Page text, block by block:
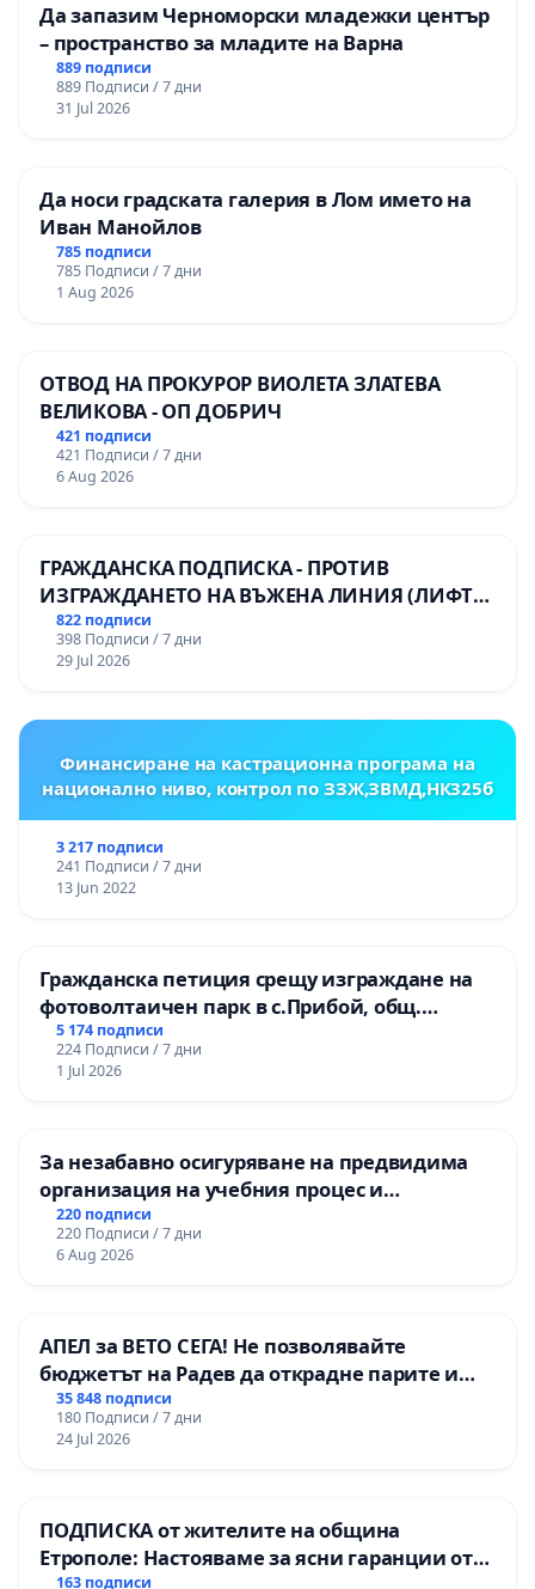
Да запазим Черноморски младежки център
– пространство за младите на Варна
889 подписи
889 Подписи / 7 дни
31 Jul 2026
Да носи градската галерия в Лом името на
Иван Манойлов
785 подписи
785 Подписи / 7 дни
1 Aug 2026
ОТВОД НА ПРОКУРОР ВИОЛЕТА ЗЛАТЕВА
ВЕЛИКОВА - ОП ДОБРИЧ
421 подписи
421 Подписи / 7 дни
6 Aug 2026
ГРАЖДАНСКА ПОДПИСКА - ПРОТИВ
ИЗГРАЖДАНЕТО НА ВЪЖЕНА ЛИНИЯ (ЛИФТ)
НА ТЕРИТОРИЯТА НА ПРИРОДНА
ЗАБЕЛЕЖИТЕЛНОСТ „ХЪЛМ НА
ОСВОБОДИТЕЛИТЕ“ (БУНАРДЖИК)
822 подписи
398 Подписи / 7 дни
29 Jul 2026
Финансиране на кастрационна програма на
национално ниво, контрол по ЗЗЖ,ЗВМД,НК325б
3 217 подписи
241 Подписи / 7 дни
13 Jun 2022
Гражданска петиция срещу изграждане на
фотоволтаичен парк в с.Прибой, общ.
Радомир
5 174 подписи
224 Подписи / 7 дни
1 Jul 2026
За незабавно осигуряване на предвидима
организация на учебния процес и
гарантиране на правото на равнопоставено
и качествено образование на учениците от
ОУ „Княз Александър I“ и Хуманитарна
220 подписи
220 Подписи / 7 дни
6 Aug 2026
АПЕЛ за ВЕТО СЕГА! Не позволявайте
бюджетът на Радев да открадне парите и
правата ни в тъмното
35 848 подписи
180 Подписи / 7 дни
24 Jul 2026
ПОДПИСКА от жителите на община
Етрополе: Настояваме за ясни гаранции от
163 подписи